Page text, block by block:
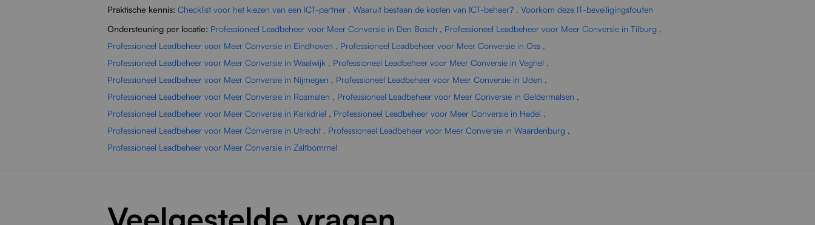
Praktische kennis: Checklist voor het kiezen van een ICT-partner , Waaruit bestaan de kosten van ICT-beheer? , Voorkom deze IT-beveiligingsfouten
Ondersteuning per locatie: Professioneel Leadbeheer voor Meer Conversie in Den Bosch , Professioneel Leadbeheer voor Meer Conversie in Tilburg ,
Professioneel Leadbeheer voor Meer Conversie in Eindhoven , Professioneel Leadbeheer voor Meer Conversie in Oss ,
Professioneel Leadbeheer voor Meer Conversie in Waalwijk , Professioneel Leadbeheer voor Meer Conversie in Veghel ,
Professioneel Leadbeheer voor Meer Conversie in Nijmegen , Professioneel Leadbeheer voor Meer Conversie in Uden ,
Professioneel Leadbeheer voor Meer Conversie in Rosmalen , Professioneel Leadbeheer voor Meer Conversie in Geldermalsen ,
Professioneel Leadbeheer voor Meer Conversie in Kerkdriel , Professioneel Leadbeheer voor Meer Conversie in Hedel ,
Professioneel Leadbeheer voor Meer Conversie in Utrecht , Professioneel Leadbeheer voor Meer Conversie in Waardenburg ,
Professioneel Leadbeheer voor Meer Conversie in Zaltbommel